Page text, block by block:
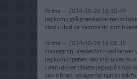
Britta - 2014-10-26 16:10:49
jeg kom også
stod i blød ca. samme tid som
Britta - 2014-10-26 16:00:39
Havregryn i stedet for hvedkerner
jeg kom Ingefær,
i.derudover tilsatte jeg også smør
store brød. smagte fantastisk.tak